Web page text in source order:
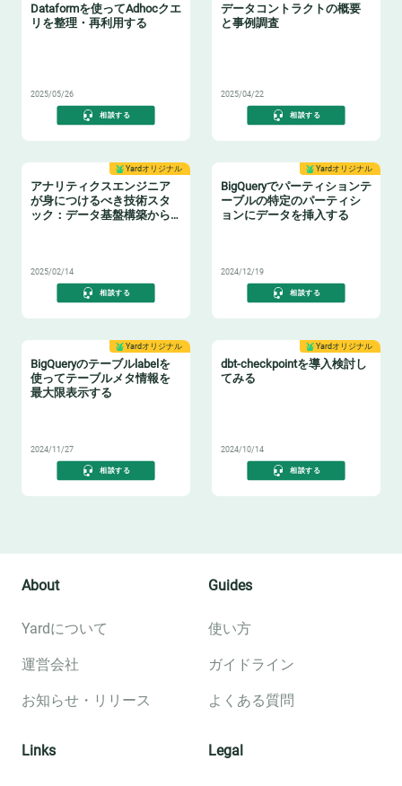
Dataformを使ってAdhocクエ
リを整理・再利用する
2025/05/26
相談する
データコントラクトの概要
と事例調査
2025/04/22
相談する
Yardオリジナル
アナリティクスエンジニア
が身につけるべき技術スタ
ック：データ基盤構築からBI
2025/02/14
相談する
Yardオリジナル
BigQueryでパーティションテ
ーブルの特定のパーティシ
ョンにデータを挿入する
2024/12/19
相談する
Yardオリジナル
BigQueryのテーブルlabelを
使ってテーブルメタ情報を
最大限表示する
2024/11/27
相談する
Yardオリジナル
dbt-checkpointを導入検討し
てみる
2024/10/14
相談する
About
Yardについて
運営会社
お知らせ・リリース
Guides
使い方
ガイドライン
よくある質問
Links Legal